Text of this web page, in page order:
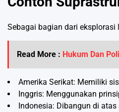
Sebagai bagian dari
Read More : Hukum Dan
Amerika Serikat: Memiliki
Inggris: Menggunakan
Indonesia: Dibangun di